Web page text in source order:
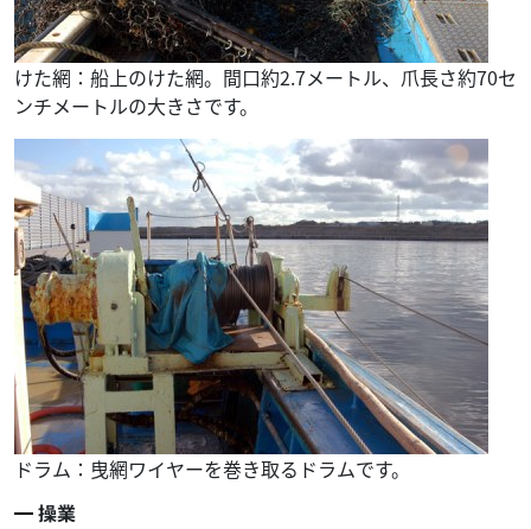
けた網：船上のけた網。間口約2.7メートル、爪長さ約70セ
ンチメートルの大きさです。
ドラム：曳網ワイヤーを巻き取るドラムです。
操業